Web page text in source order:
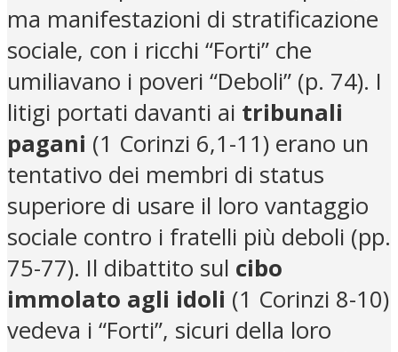
ma manifestazioni di stratificazione
sociale, con i ricchi “Forti” che
umiliavano i poveri “Deboli” (p. 74). I
litigi portati davanti ai tribunali
pagani (1 Corinzi 6,1-11) erano un
tentativo dei membri di status
superiore di usare il loro vantaggio
sociale contro i fratelli più deboli (pp.
75-77). Il dibattito sul cibo
immolato agli idoli (1 Corinzi 8-10)
vedeva i “Forti”, sicuri della loro